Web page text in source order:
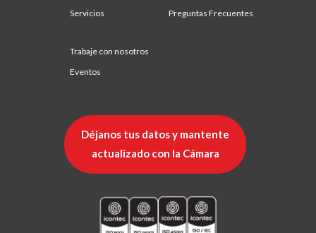
Servicios
Preguntas Frecuentes
Trabaje con nosotros
Eventos
Déjanos tus datos y mantente
actualizado con la Cámara